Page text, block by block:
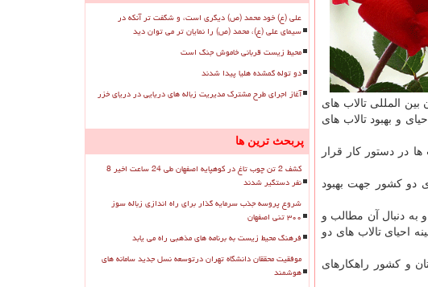
المللی تالاب های
و بهبود تالاب های
در دستور كار قرار
دو كشور جهت بهبود
به دنبال آن مطالب و
احیای تالاب های دو
و كشور راهكارهای
علی (ع) خود محمد (ص) دیگری است، و شگفت تر آنکه در
سیمای علی (ع)، محمد (ص) را نمایان تر می توان دید
محیط زیست قربانی خاموش جنگ است
دو توله گمشده هلیا پیدا شدند
آغاز اجرای طرح مشترک مدیریت زباله های دریایی در دریای خزر
پربحث ترین ها
کشف 2 تن چوب تاغ در کوهپایه اصفهان طی 24 ساعت اخیر 8
نفر دستگیر شدند
شروع پروسه جذب سرمایه گذار برای راه اندازی زباله سوز
۳۰۰ تنی اصفهان
فرهنگ محیط زیست به برنامه های مذهبی راه می یابد
موفقیت محققان دانشگاه تهران درتوسعه نسل جدید سامانه های
هوشمند